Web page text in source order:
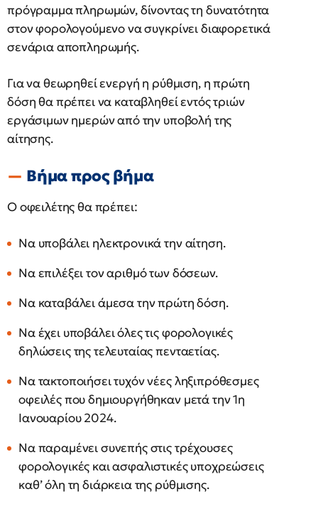
πρόγραμμα πληρωμών, δίνοντας τη δυνατότητα
στον φορολογούμενο να συγκρίνει διαφορετικά
σενάρια αποπληρωμής.
Για να θεωρηθεί ενεργή η ρύθμιση, η πρώτη
δόση θα πρέπει να καταβληθεί εντός τριών
εργάσιμων ημερών από την υποβολή της
αίτησης.
Βήμα προς βήμα
Ο οφειλέτης θα πρέπει:
Να υποβάλει ηλεκτρονικά την αίτηση.
Να επιλέξει τον αριθμό των δόσεων.
Να καταβάλει άμεσα την πρώτη δόση.
Να έχει υποβάλει όλες τις φορολογικές
δηλώσεις της τελευταίας πενταετίας.
Να τακτοποιήσει τυχόν νέες ληξιπρόθεσμες
οφειλές που δημιουργήθηκαν μετά την 1η
Ιανουαρίου 2024.
Να παραμένει συνεπής στις τρέχουσες
φορολογικές και ασφαλιστικές υποχρεώσεις
καθ’ όλη τη διάρκεια της ρύθμισης.